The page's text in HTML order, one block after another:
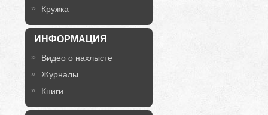
Кружка
ИНФОРМАЦИЯ
Видео о нахлысте
Журналы
Книги